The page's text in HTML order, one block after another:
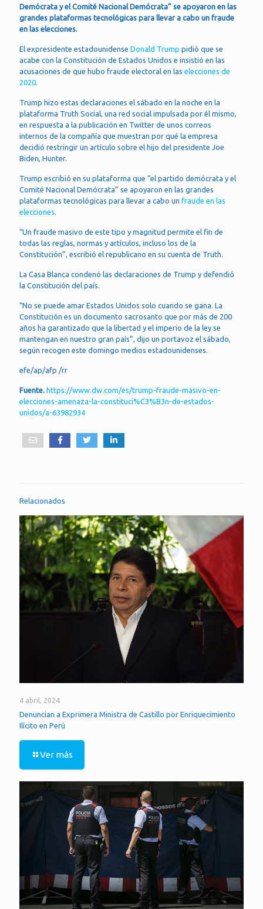
Demócrata y el Comité Nacional Demócrata” se apoyaron en las
grandes plataformas tecnológicas para llevar a cabo un fraude
en las elecciones.
El expresidente estadounidense Donald Trump pidió que se
acabe con la Constitución de Estados Unidos e insistió en las
acusaciones de que hubo fraude electoral en las elecciones de
2020.
Trump hizo estas declaraciones el sábado en la noche en la
plataforma Truth Social, una red social impulsada por él mismo,
en respuesta a la publicación en Twitter de unos correos
internos de la compañía que muestran por qué la empresa
decidió restringir un artículo sobre el hijo del presidente Joe
Biden, Hunter.
Trump escribió en su plataforma que “el partido demócrata y el
Comité Nacional Demócrata” se apoyaron en las grandes
plataformas tecnológicas para llevar a cabo un fraude en las
elecciones.
“Un fraude masivo de este tipo y magnitud permite el fin de
todas las reglas, normas y artículos, incluso los de la
Constitución”, escribió el republicano en su cuenta de Truth.
La Casa Blanca condenó las declaraciones de Trump y defendió
la Constitución del país.
“No se puede amar Estados Unidos solo cuando se gana. La
Constitución es un documento sacrosanto que por más de 200
años ha garantizado que la libertad y el imperio de la ley se
mantengan en nuestro gran país”, dijo un portavoz el sábado,
según recogen este domingo medios estadounidenses.
efe/ap/afp /rr
Fuente. https://www.dw.com/es/trump-fraude-masivo-en-
elecciones-amenaza-la-constituci%C3%B3n-de-estados-
unidos/a-63982934
Relacionados
4 abril, 2024
Denuncian a Exprimera Ministra de Castillo por Enriquecimiento
Ilícito en Perú
Ver más